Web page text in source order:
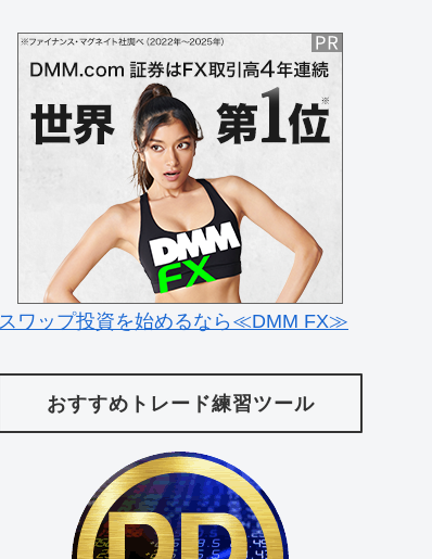
スワップ投資を始めるなら≪DMM FX≫
おすすめトレード練習ツール